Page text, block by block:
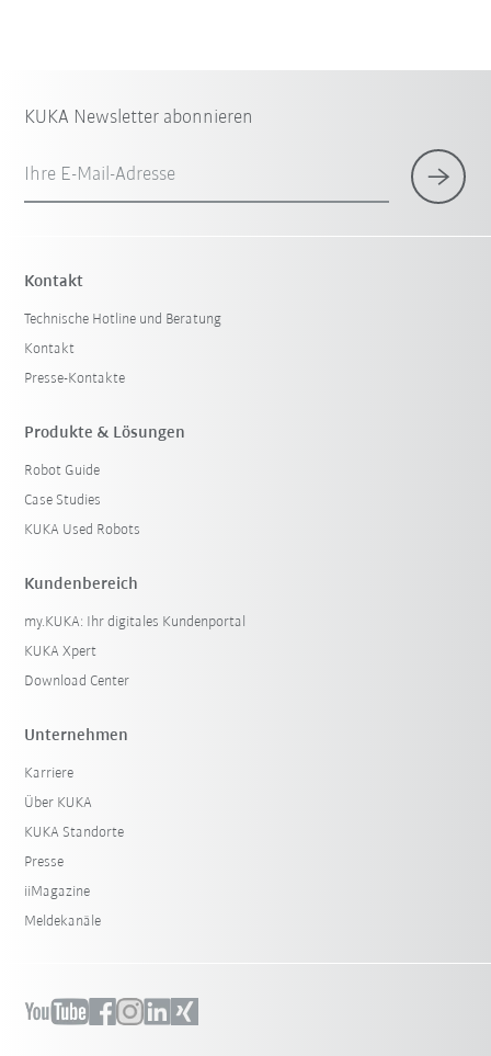
KUKA Newsletter abonnieren
Ihre E-Mail-Adresse
Kontakt
Technische Hotline und Beratung
Kontakt
Presse-Kontakte
Produkte & Lösungen
Robot Guide
Case Studies
KUKA Used Robots
Kundenbereich
my.KUKA: Ihr digitales Kundenportal
KUKA Xpert
Download Center
Unternehmen
Karriere
Über KUKA
KUKA Standorte
Presse
iiMagazine
Meldekanäle